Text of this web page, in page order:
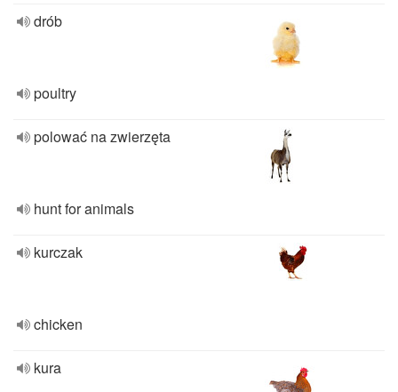
drób
poultry
polować na zwierzęta
hunt for animals
kurczak
chicken
kura